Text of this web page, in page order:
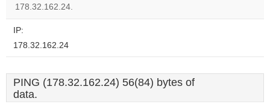
178.32.162.24.
IP:
178.32.162.24
PING (178.32.162.24) 56(84) bytes of
data.